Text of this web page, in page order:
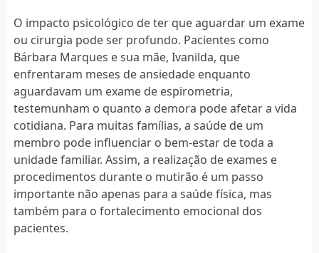
O impacto psicológico de ter que aguardar um exame
ou cirurgia pode ser profundo. Pacientes como
Bárbara Marques e sua mãe, Ivanilda, que
enfrentaram meses de ansiedade enquanto
aguardavam um exame de espirometria,
testemunham o quanto a demora pode afetar a vida
cotidiana. Para muitas famílias, a saúde de um
membro pode influenciar o bem-estar de toda a
unidade familiar. Assim, a realização de exames e
procedimentos durante o mutirão é um passo
importante não apenas para a saúde física, mas
também para o fortalecimento emocional dos
pacientes.